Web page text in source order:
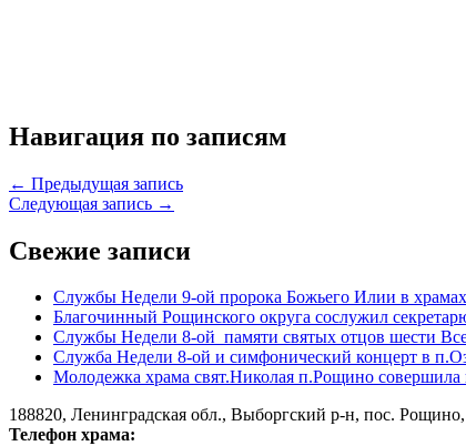
Навигация по записям
← Предыдущая запись
Следующая запись →
Свежие записи
Службы Недели 9-ой пророка Божьего Илии в
Благочинный Рощинского округа сослужил
Службы Недели 8-ой памяти святых отцов шести
Служба Недели 8-ой и симфонический концерт в
Молодежка храма свят.Николая п.Рощино совершила
188820, Ленинградская обл., Выборгский р-н, пос. Рощино,
Телефон храма: